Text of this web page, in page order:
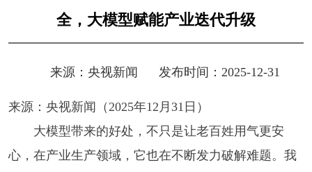
全，大模型赋能产业迭代升级
来源： 央视新闻 发布时间：2025-12-31
来源：央视新闻（2025年12月31日）
大模型带来的好处，不只是让老百姓用气更安
心，在产业生产领域，它也在不断发力破解难题。我